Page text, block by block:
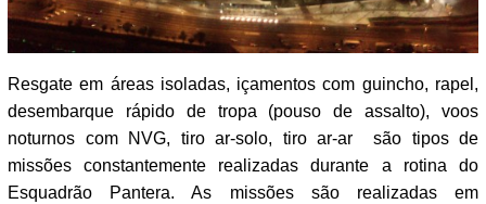
Resgate em áreas isoladas, içamentos com guincho, rapel,
desembarque rápido de tropa (pouso de assalto), voos
noturnos com NVG, tiro ar-solo, tiro ar-ar são tipos de
missões constantemente realizadas durante a rotina do
Esquadrão Pantera. As missões são realizadas em